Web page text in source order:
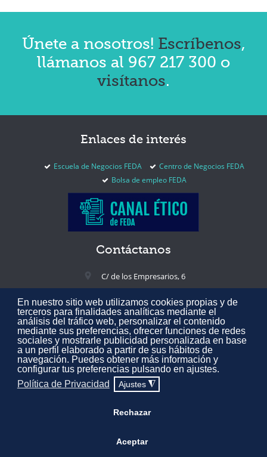
En nuestro sitio web utilizamos cookies propias y de
terceros para finalidades analíticas mediante el
análisis del tráfico web, personalizar el contenido
mediante sus preferencias, ofrecer funciones de redes
sociales y mostrarle publicidad personalizada en base
a un perfil elaborado a partir de sus hábitos de
navegación. Puedes obtener más información y
configurar tus preferencias pulsando en ajustes.
Política de Privacidad
Ajustes ◮
Rechazar
Aceptar
Únete a nosotros! Escríbenos,
llámanos al 967 217 300 o
visítanos.
Enlaces de interés
Escuela de Negocios FEDA
Centro de Negocios FEDA
Bolsa de empleo FEDA
Contáctanos
C/ de los Empresarios, 6
02005 Albacete, España
+34 967 217 300
feda@feda.es
Todos los derechos reservados © 2020 Confederación de Empresarios
de Albacete FEDA.Aviso Legal·Política de Privacidad